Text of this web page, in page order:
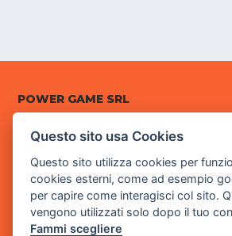
POWER GAME SRL
Sede Legale
- 25014 Castenedolo, Brescia
Sede Operativa
via Industriale, 2 - 25082 Botticino,
Questo sito usa Cookies
Questo sito utilizza cookies per
cookies esterni, come ad esempio
per capire come interagisci col sito.
vengono utilizzati solo dopo il tuo
Fammi scegliere